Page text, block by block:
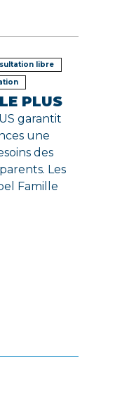
libre
PLUS
garantit
une
des
Les
Famille